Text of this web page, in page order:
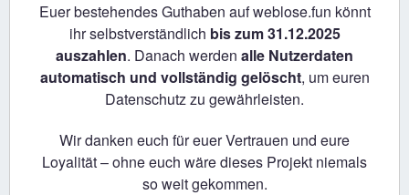
Euer bestehendes Guthaben auf weblose.fun könnt
ihr selbstverständlich bis zum 31.12.2025
auszahlen. Danach werden alle Nutzerdaten
automatisch und vollständig gelöscht, um euren
Datenschutz zu gewährleisten.
Wir danken euch für euer Vertrauen und eure
Loyalität – ohne euch wäre dieses Projekt niemals
so weit gekommen.